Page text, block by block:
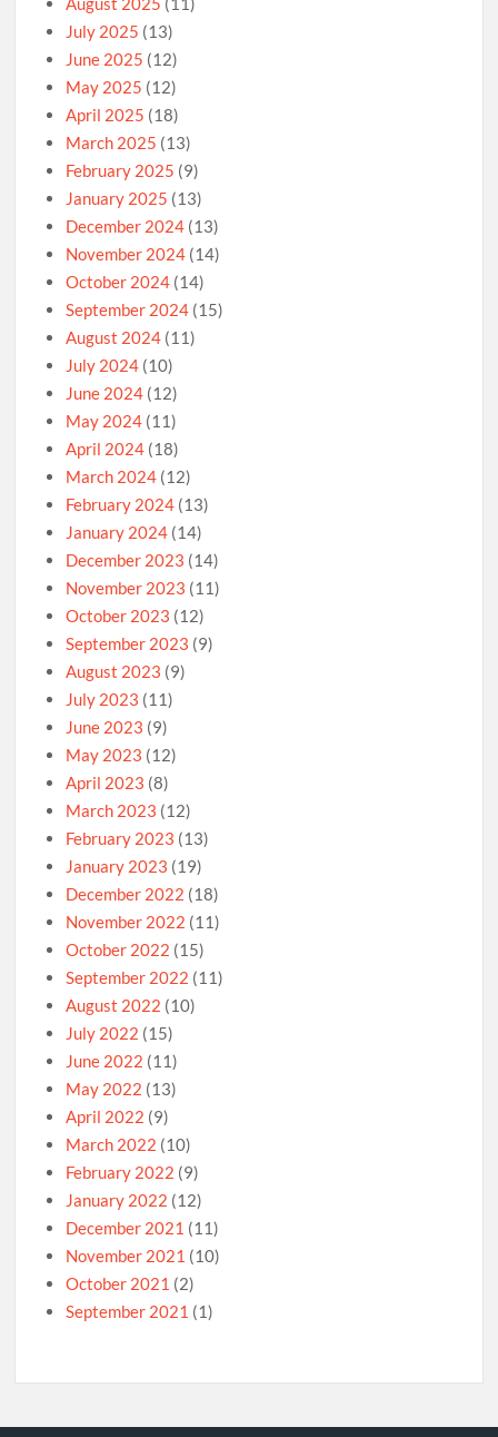
July 2025 (13)
June 2025 (12)
May 2025 (12)
April 2025 (18)
March 2025 (13)
February 2025 (9)
January 2025 (13)
December 2024 (13)
November 2024 (14)
October 2024 (14)
September 2024 (15)
August 2024 (11)
July 2024 (10)
June 2024 (12)
May 2024 (11)
April 2024 (18)
March 2024 (12)
February 2024 (13)
January 2024 (14)
December 2023 (14)
November 2023 (11)
October 2023 (12)
September 2023 (9)
August 2023 (9)
July 2023 (11)
June 2023 (9)
May 2023 (12)
April 2023 (8)
March 2023 (12)
February 2023 (13)
January 2023 (19)
December 2022 (18)
November 2022 (11)
October 2022 (15)
September 2022 (11)
August 2022 (10)
July 2022 (15)
June 2022 (11)
May 2022 (13)
April 2022 (9)
March 2022 (10)
February 2022 (9)
January 2022 (12)
December 2021 (11)
November 2021 (10)
October 2021 (2)
September 2021 (1)